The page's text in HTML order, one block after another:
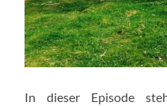
In dieser Episode